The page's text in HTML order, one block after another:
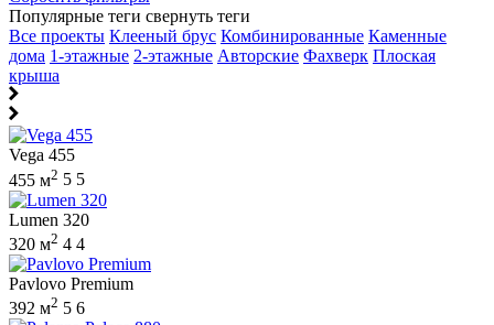
Популярные теги свернуть теги
Все проекты Клееный брус Комбинированные Каменные
дома 1-этажные 2-этажные Авторские Фахверк Плоская
крыша
Vega 455
455 м2 5 5
Lumen 320
320 м2 4 4
Pavlovo Premium
392 м2 5 6